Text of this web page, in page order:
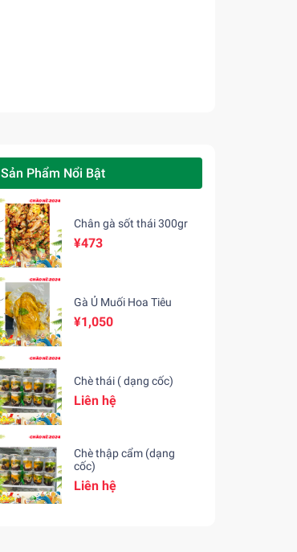
Sản Phẩm Nổi Bật
Chân gà sốt thái 300gr
¥473
Gà Ủ Muối Hoa Tiêu
¥1,050
Chè thái ( dạng cốc)
Liên hệ
Chè thập cẩm (dạng
cốc)
Liên hệ